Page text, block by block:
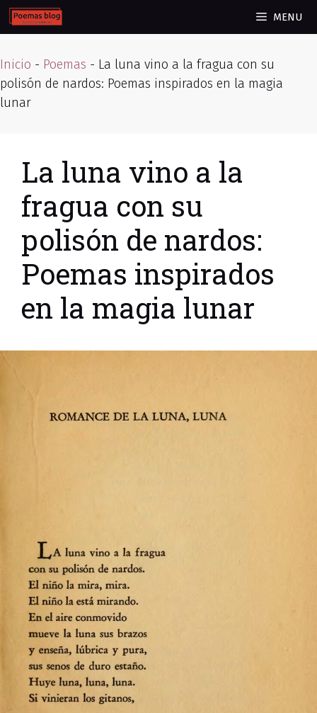
Skip
to
MENU
Inicio - Poemas - La luna vino a la fragua con su
polisón de nardos: Poemas inspirados en la magia
lunar
La luna vino a la
fragua con su
polisón de nardos:
Poemas inspirados
en la magia lunar